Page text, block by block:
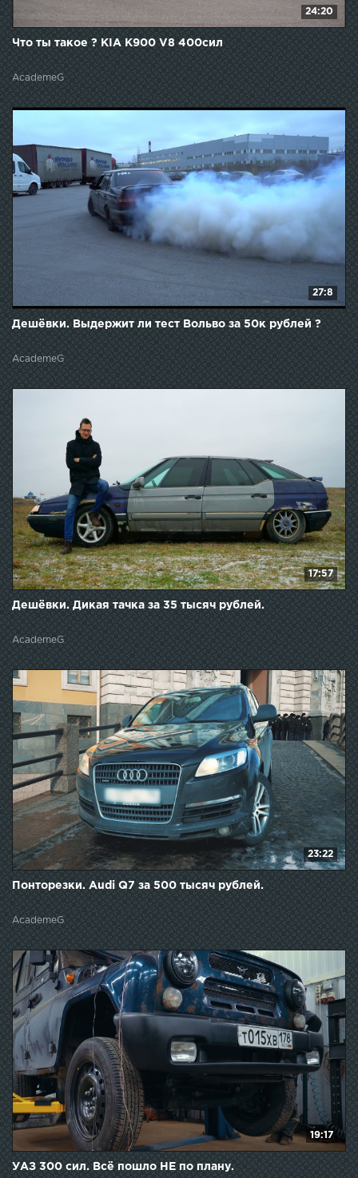
24:20
Что ты такое ? KIA K900 V8 400сил
AcademeG
27:8
Дешёвки. Выдержит ли тест Вольво за 50к рублей ?
AcademeG
17:57
Дешёвки. Дикая тачка за 35 тысяч рублей.
AcademeG
23:22
Понторезки. Audi Q7 за 500 тысяч рублей.
AcademeG
19:17
УАЗ 300 сил. Всё пошло НЕ по плану.